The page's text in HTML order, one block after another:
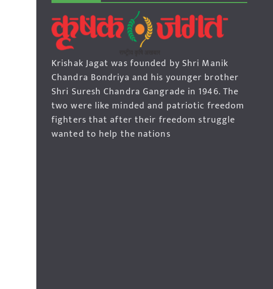
Krishak Jagat was founded by Shri Manik
Chandra Bondriya and his younger brother
Shri Suresh Chandra Gangrade in 1946. The
two were like minded and patriotic freedom
fighters that after their freedom struggle
wanted to help the nations